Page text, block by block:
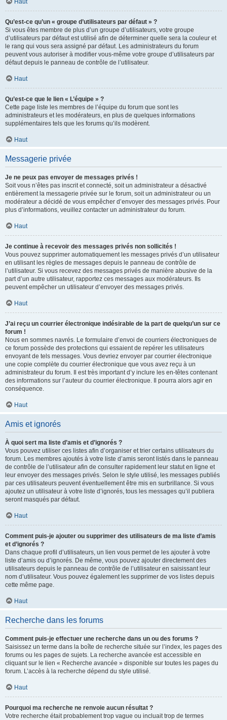
Haut
Qu’est-ce qu’un « groupe d’utilisateurs par défaut » ?
Si vous êtes membre de plus d’un groupe d’utilisateurs, votre groupe
d’utilisateurs par défaut est utilisé afin de déterminer quelle sera la couleur et
le rang qui vous sera assigné par défaut. Les administrateurs du forum
peuvent vous autoriser à modifier vous-même votre groupe d’utilisateurs par
défaut depuis le panneau de contrôle de l’utilisateur.
Haut
Qu’est-ce que le lien « L’équipe » ?
Cette page liste les membres de l’équipe du forum que sont les
administrateurs et les modérateurs, en plus de quelques informations
supplémentaires tels que les forums qu’ils modèrent.
Haut
Messagerie privée
Je ne peux pas envoyer de messages privés !
Soit vous n’êtes pas inscrit et connecté, soit un administrateur a désactivé
entièrement la messagerie privée sur le forum, soit un administrateur ou un
modérateur a décidé de vous empêcher d’envoyer des messages privés. Pour
plus d’informations, veuillez contacter un administrateur du forum.
Haut
Je continue à recevoir des messages privés non sollicités !
Vous pouvez supprimer automatiquement les messages privés d’un utilisateur
en utilisant les règles de messages depuis le panneau de contrôle de
l’utilisateur. Si vous recevez des messages privés de manière abusive de la
part d’un autre utilisateur, rapportez ces messages aux modérateurs. Ils
peuvent empêcher un utilisateur d’envoyer des messages privés.
Haut
J’ai reçu un courrier électronique indésirable de la part de quelqu’un sur ce
forum !
Nous en sommes navrés. Le formulaire d’envoi de courriers électroniques de
ce forum possède des protections qui essaient de repérer les utilisateurs
envoyant de tels messages. Vous devriez envoyer par courrier électronique
une copie complète du courrier électronique que vous avez reçu à un
administrateur du forum. Il est très important d’y inclure les en-têtes contenant
des informations sur l’auteur du courrier électronique. Il pourra alors agir en
conséquence.
Haut
Amis et ignorés
À quoi sert ma liste d’amis et d’ignorés ?
Vous pouvez utiliser ces listes afin d’organiser et trier certains utilisateurs du
forum. Les membres ajoutés à votre liste d’amis seront listés dans le panneau
de contrôle de l’utilisateur afin de consulter rapidement leur statut en ligne et
leur envoyer des messages privés. Selon le style utilisé, les messages publiés
par ces utilisateurs peuvent éventuellement être mis en surbrillance. Si vous
ajoutez un utilisateur à votre liste d’ignorés, tous les messages qu’il publiera
seront masqués par défaut.
Haut
Comment puis-je ajouter ou supprimer des utilisateurs de ma liste d’amis
et d’ignorés ?
Dans chaque profil d’utilisateurs, un lien vous permet de les ajouter à votre
liste d’amis ou d’ignorés. De même, vous pouvez ajouter directement des
utilisateurs depuis le panneau de contrôle de l’utilisateur en saisissant leur
nom d’utilisateur. Vous pouvez également les supprimer de vos listes depuis
cette même page.
Haut
Recherche dans les forums
Comment puis-je effectuer une recherche dans un ou des forums ?
Saisissez un terme dans la boîte de recherche située sur l’index, les pages des
forums ou les pages de sujets. La recherche avancée est accessible en
cliquant sur le lien « Recherche avancée » disponible sur toutes les pages du
forum. L’accès à la recherche dépend du style utilisé.
Haut
Pourquoi ma recherche ne renvoie aucun résultat ?
Votre recherche était probablement trop vague ou incluait trop de termes